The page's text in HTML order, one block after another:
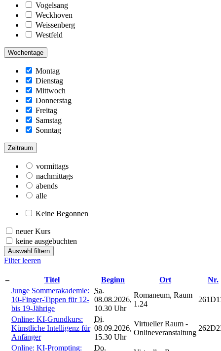
Vogelsang
Weckhoven
Weissenberg
Westfeld
Wochentage
Montag
Dienstag
Mittwoch
Donnerstag
Freitag
Samstag
Sonntag
Zeitraum
vormittags
nachmittags
abends
alle
Keine Begonnen
neuer Kurs
keine ausgebuchten
Auswahl filtern
Filter leeren
– Titel Beginn Ort
Nr.
Junge Sommerakademie:
10-Finger-Tippen für 12-
bis 19-Jährige
Sa.
08.08.2026,
10.30 Uhr
Romaneum, Raum
1.24
Online: KI-Grundkurs:
Künstliche Intelligenz für
Anfänger
Di.
08.09.2026,
15.30 Uhr
Virtueller Raum -
Onlineveranstaltung
Online: KI-Prompting: Do.